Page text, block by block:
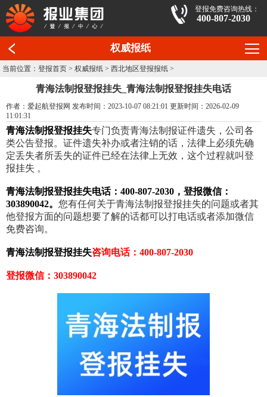
登报免费咨询热线：
400-807-2030
权威报纸
当前位置：登报首页 >权威报纸 >西北地区登报报纸 >
青海法制报登报挂失_青海法制报登报挂失电话
作者：爱起航登报网 发布时间：2023-10-07 08:21:01 更新时间：2026-02-09
11:01:31
青海法制报登报挂失专门负责青海法制报证件遗失，公司各
类公告登报。证件遗失补办或者注销的话，法律上必须先确
定丢失者所丢失的证件已经在法律上无效，这个过程就叫登
报挂失 。
青海法制报登报挂失电话：400-807-2030，登报微信：
303890042。 您有任何关于青海法制报登报挂失的问题或者其
他登报方面的问题想要了解的话都可以打电话或者添加微信
免费咨询。
青海法制报登报挂失咨询电话：400-807-2030
登报微信：303890042